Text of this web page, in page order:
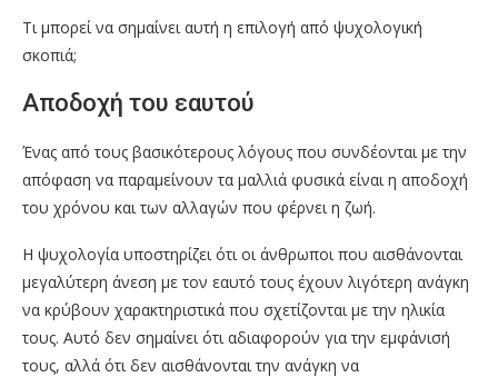
Τι μπορεί να σημαίνει αυτή η επιλογή από ψυχολογική
σκοπιά;
Αποδοχή του εαυτού
Ένας από τους βασικότερους λόγους που συνδέονται με την
απόφαση να παραμείνουν τα μαλλιά φυσικά είναι η αποδοχή
του χρόνου και των αλλαγών που φέρνει η ζωή.
Η ψυχολογία υποστηρίζει ότι οι άνθρωποι που αισθάνονται
μεγαλύτερη άνεση με τον εαυτό τους έχουν λιγότερη ανάγκη
να κρύβουν χαρακτηριστικά που σχετίζονται με την ηλικία
τους. Αυτό δεν σημαίνει ότι αδιαφορούν για την εμφάνισή
τους, αλλά ότι δεν αισθάνονται την ανάγκη να